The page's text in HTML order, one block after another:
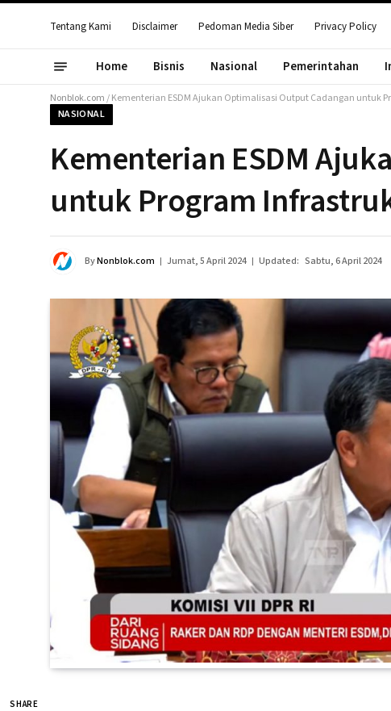
Tentang Kami Disclaimer Pedoman Media Siber Privacy Policy
Home Bisnis Nasional Pemerintahan
Nonblok.com/Kementerian ESDM Ajukan Optimalisasi Output Cadangan untuk
NASIONAL
Kementerian ESDM
untuk Program
ByNonblok.com Jumat, 5 April 2024 Updated: Sabtu, 6 April 2024
SHARE